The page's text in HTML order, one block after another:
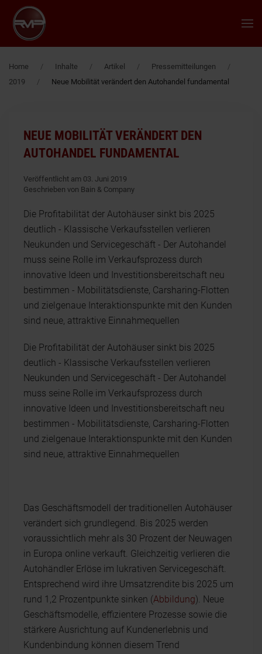
Zum Hauptinhalt springen
Home Inhalte Artikel
Pressemitteilungen
2019
Neue Mobilität verändert den Autohandel fundamental
NEUE MOBILITÄT VERÄNDERT DEN
AUTOHANDEL FUNDAMENTAL
Veröffentlicht am 03. Juni 2019
Geschrieben von Bain & Company
Die Profitabilität der Autohäuser sinkt bis 2025
deutlich - Klassische Verkaufsstellen verlieren
Neukunden und Servicegeschäft - Der Autohandel
muss seine Rolle im Verkaufsprozess durch
innovative Ideen und Investitionsbereitschaft neu
bestimmen - Mobilitätsdienste, Carsharing-Flotten
und zielgenaue Interaktionspunkte mit den Kunden
sind neue, attraktive Einnahmequellen
Die Profitabilität der Autohäuser sinkt bis 2025
deutlich - Klassische Verkaufsstellen verlieren
Neukunden und Servicegeschäft - Der Autohandel
muss seine Rolle im Verkaufsprozess durch
innovative Ideen und Investitionsbereitschaft neu
bestimmen - Mobilitätsdienste, Carsharing-Flotten
und zielgenaue Interaktionspunkte mit den Kunden
sind neue, attraktive Einnahmequellen
Das Geschäftsmodell der traditionellen Autohäuser
verändert sich grundlegend. Bis 2025 werden
voraussichtlich mehr als 30 Prozent der Neuwagen
in Europa online verkauft. Gleichzeitig verlieren die
Autohändler Erlöse im lukrativen Servicegeschäft.
Entsprechend wird ihre Umsatzrendite bis 2025 um
rund 1,2 Prozentpunkte sinken (Abbildung). Neue
Geschäftsmodelle, effizientere Prozesse sowie die
stärkere Ausrichtung auf Kundenerlebnis und
Kundenbindung können diesem Trend